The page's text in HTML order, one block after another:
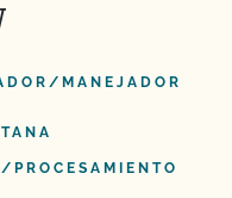
MANEJADOR